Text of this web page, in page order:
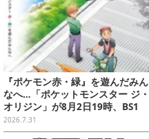
『ポケモン赤・緑』を遊んだみん
なへ…「ポケットモンスター ジ・
オリジン」が8月2日19時、BS1
2・日曜アニメ劇場で放送！
2026.7.31